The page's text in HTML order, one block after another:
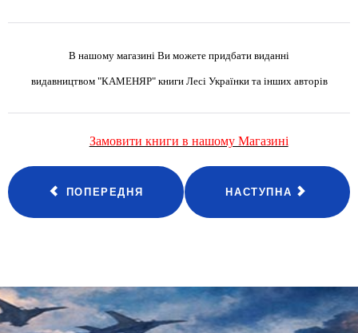
В нашому магазині Ви можете придбати виданні
видавництвом "КАМЕНЯР" книги Лесі Українки та інших авторів
Замовити книги в нашому Магазині
ПОПЕРЕДНЯ НАСТУПНА